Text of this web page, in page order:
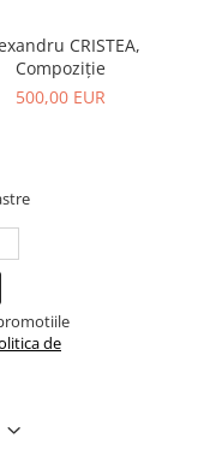
CRISTEA,
Compoziție
500,00 EUR
de